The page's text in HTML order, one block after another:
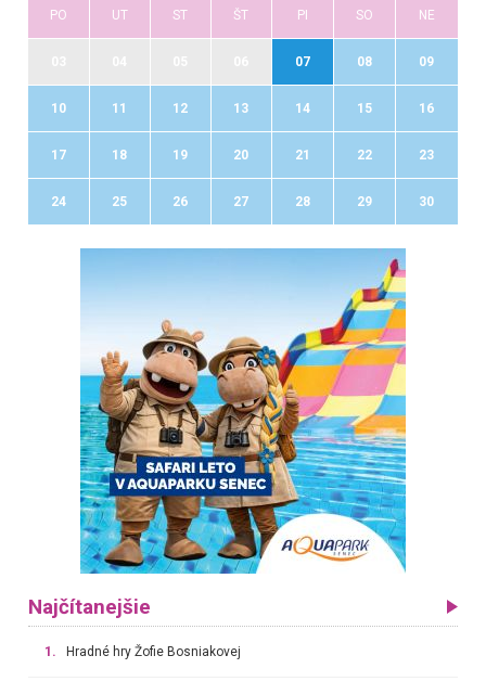
PO UT ST ŠT PI SO NE
07 08 09
10 11 12 13 14 15 16
17 18 19 20 21 22 23
24 25 26 27 28 29 30
Najčítanejšie
1. Hradné hry Žofie Bosniakovej